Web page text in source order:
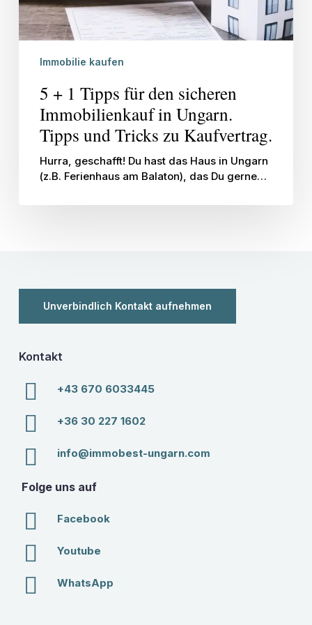
Tipps
und
Immobilie kaufen
5 + 1 Tipps für den sicheren
Immobilienkauf in Ungarn.
Tipps und Tricks zu Kaufvertrag.
Hurra, geschafft! Du hast das Haus in Ungarn
(z.B. Ferienhaus am Balaton), das Du gerne…
Unverbindlich Kontakt aufnehmen
Kontakt
+43 670 6033445
+36 30 227 1602
info@immobest-ungarn.com
Folge uns auf
Facebook
Youtube
WhatsApp